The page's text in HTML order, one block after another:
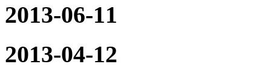
2013-06-11
2013-04-12